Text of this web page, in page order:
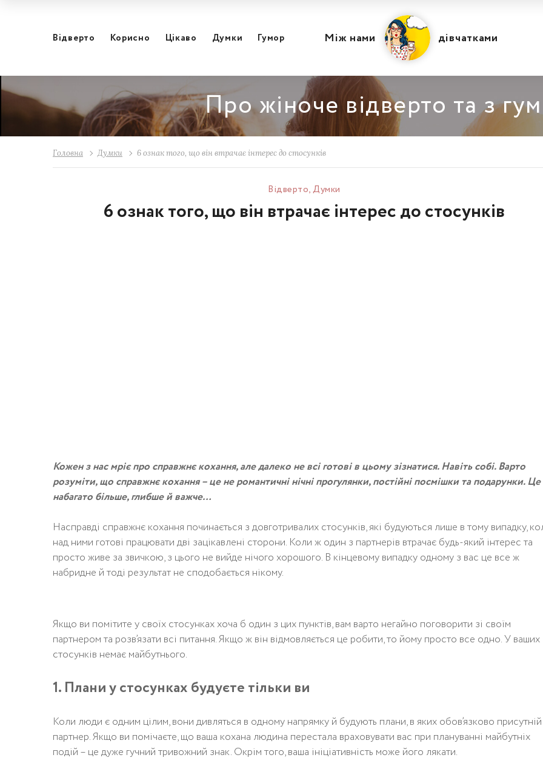
Відвертo Корисно Цікаво Думки Гумор Між нами дівчатками
Про жіноче відверто та з
Головна Думки 6 ознак того, що він втрачає інтерес до стосунків
Відвертo,Думки
6 ознак того, що він втрачає інтерес до стосунків
Кожен з нас мріє про справжнє кохання, але далеко не всі готові в цьому зізнатися. Навіть собі. Варто
розуміти, що справжнє кохання – це не романтичні нічні прогулянки, постійні посмішки та подарунки. Це
набагато більше, глибше й важче…
Насправді справжнє кохання починається з довготривалих стосунків, які будуються лише в тому випадку,
над ними готові працювати дві зацікавлені сторони. Коли ж один з партнерів втрачає будь-який інтерес та
просто живе за звичкою, з цього не вийде нічого хорошого. В кінцевому випадку одному з вас це все ж
набридне й тоді результат не сподобається нікому.
Якщо ви помітите у своїх стосунках хоча б один з цих пунктів, вам варто негайно поговорити зі своїм
партнером та розв’язати всі питання. Якщо ж він відмовляється це робити, то йому просто все одно. У ваших
стосунків немає майбутнього.
1. Плани у стосунках будуєте тільки ви
Коли люди є одним цілим, вони дивляться в одному напрямку й будують плани, в яких обов’язково присутній
партнер. Якщо ви помічаєте, що ваша кохана людина перестала враховувати вас при плануванні майбутніх
подій – це дуже гучний тривожний знак. Окрім того, ваша ініціативність може його лякати.